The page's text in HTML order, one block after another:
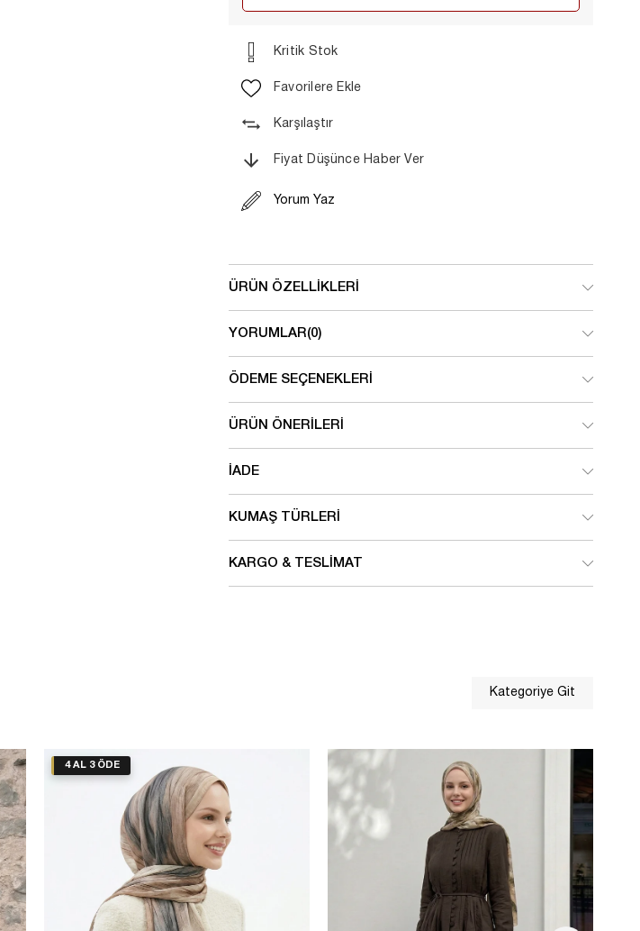
Kritik Stok
Favorilere Ekle
Karşılaştır
Fiyat Düşünce Haber Ver
Yorum Yaz
ÜRÜN ÖZELLIKLERI
YORUMLAR(0)
ÖDEME SEÇENEKLERI
ÜRÜN ÖNERILERI
İADE
KUMAŞ TÜRLERI
KARGO & TESLIMAT
4 AL 3 ÖDE
Kategoriye Git